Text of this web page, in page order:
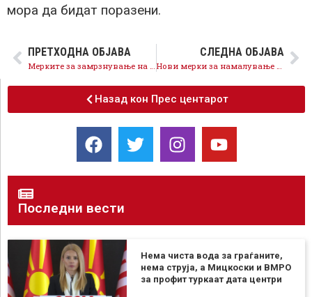
мора да бидат поразени.
ПРЕТХОДНА ОБЈАВА
Мерките за замрзнување на цените дадоа резултат, следи намалување на цените на пијалаците
СЛЕДНА ОБЈАВА
Нови мерки за намалување на цените на соковите, пијалоците, овошјето и зеленчукот
Назад кон Прес центарот
Последни вести
Нема чиста вода за граѓаните,
нема струја, а Мицкоски и ВМРО
за профит туркаат дата центри